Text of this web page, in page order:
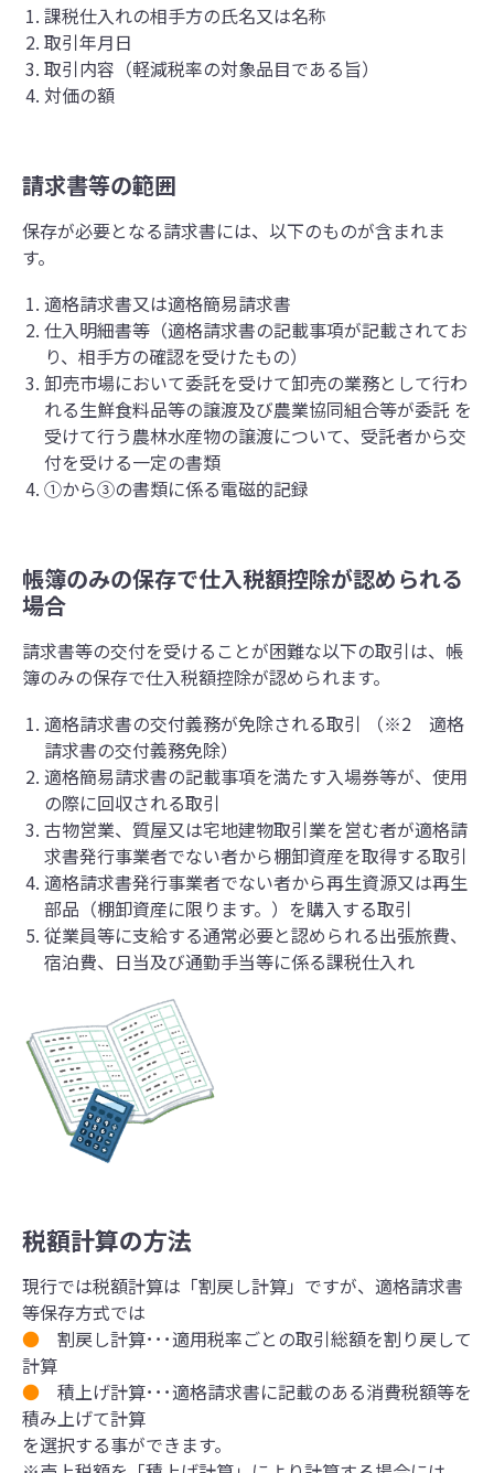
課税仕入れの相手方の氏名又は名称
取引年月日
取引内容（軽減税率の対象品目である旨）
対価の額
請求書等の範囲
保存が必要となる請求書には、以下のものが含まれま
す。
適格請求書又は適格簡易請求書
仕入明細書等（適格請求書の記載事項が記載されてお
り、相手方の確認を受けたもの）
卸売市場において委託を受けて卸売の業務として行わ
れる生鮮食料品等の譲渡及び農業協同組合等が委託 を
受けて行う農林水産物の譲渡について、受託者から交
付を受ける一定の書類
①から③の書類に係る電磁的記録
帳簿のみの保存で仕入税額控除が認められる
場合
請求書等の交付を受けることが困難な以下の取引は、帳
簿のみの保存で仕入税額控除が認められます。
適格請求書の交付義務が免除される取引 （※2 適格
請求書の交付義務免除）
適格簡易請求書の記載事項を満たす入場券等が、使用
の際に回収される取引
古物営業、質屋又は宅地建物取引業を営む者が適格請
求書発行事業者でない者から棚卸資産を取得する取引
適格請求書発行事業者でない者から再生資源又は再生
部品（棚卸資産に限ります。）を購入する取引
従業員等に支給する通常必要と認められる出張旅費、
宿泊費、日当及び通勤手当等に係る課税仕入れ
税額計算の方法
現行では税額計算は「割戻し計算」ですが、適格請求書
等保存方式では
● 割戻し計算･･･適用税率ごとの取引総額を割り戻して
計算
● 積上げ計算･･･適格請求書に記載のある消費税額等を
積み上げて計算
を選択する事ができます。